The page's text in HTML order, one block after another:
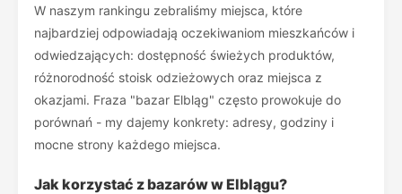
W naszym rankingu zebraliśmy miejsca, które
najbardziej odpowiadają oczekiwaniom mieszkańców i
odwiedzających: dostępność świeżych produktów,
różnorodność stoisk odzieżowych oraz miejsca z
okazjami. Fraza "bazar Elbląg" często prowokuje do
porównań - my dajemy konkrety: adresy, godziny i
mocne strony każdego miejsca.
Jak korzystać z bazarów w Elblągu?